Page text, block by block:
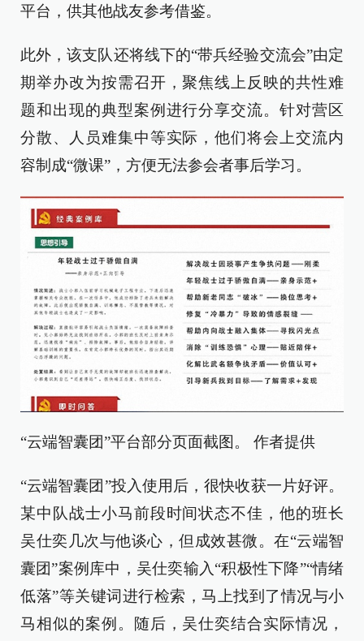
平台，供其他战友参考借鉴。
此外，该支队还将线下的“带兵经验交流会”由定
期举办改为按需召开，聚焦线上反映的共性难
题和出现的典型案例进行分享交流。针对营区
分散、人员难集中等实际，他们将会上交流内
容制成“微课”，方便无法参会者事后学习。
“云端智囊团”平台部分页面截图。 作者提供
“云端智囊团”投入使用后，很快收获一片好评。
某中队战士小马前段时间状态不佳，他的班长
吴仕奕几次与他谈心，但成效甚微。在“云端智
囊团”案例库中，吴仕奕输入“积极性下降”“情绪
低落”等关键词进行检索，马上找到了情况与小
马相似的案例。随后，吴仕奕结合实际情况，